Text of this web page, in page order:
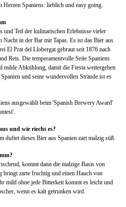
Herzen Spaniens: lieblich und easy going.
und Teil der kulinarischen Erlebnisse vieler
Nacht in der Bar mit Tapas. Es ist das Bier aus
El Prat del Llobergat gebraut seit 1876 nach
Reis. Die temperamentvolle Seite Spaniens
milde Abkühlung, damit die Fiesta weitergehen
und seine wundervollen Strände ist es
ausgewählt beim 'Spanish Brewery Award'
und wie riecht es?
dieses Bier aus Spanien zart malzig süß.
kommt dann die malzige Basis von
bringt zarte fruchtig und einen Hauch von
mild ohne jede Bitterkeit kommt es leicht und
wenn es kalt getrunken wird.